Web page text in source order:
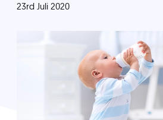
23rd Juli 2020